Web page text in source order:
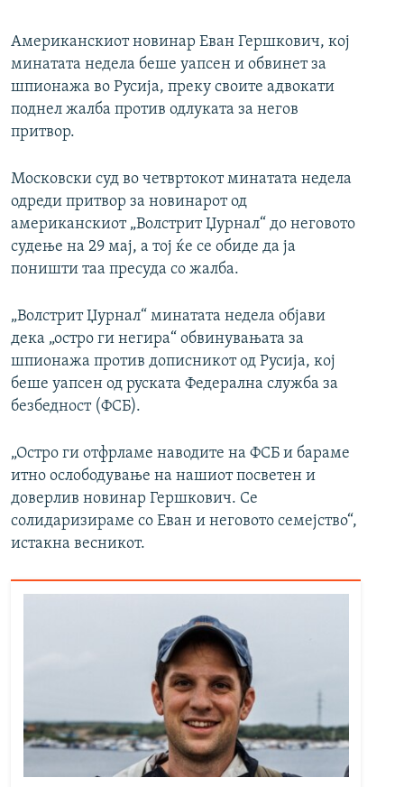
Американскиот новинар Еван Гершкович, кој
минатата недела беше уапсен и обвинет за
шпионажа во Русија, преку своите адвокати
поднел жалба против одлуката за негов
притвор.
Московски суд во четвртокот минатата недела
одреди притвор за новинарот од
американскиот „Волстрит Џурнал“ до неговото
судење на 29 мај, а тој ќе се обиде да ја
поништи таа пресуда со жалба.
„Волстрит Џурнал“ минатата недела објави
дека „остро ги негира“ обвинувањата за
шпионажа против дописникот од Русија, кој
беше уапсен од руската Федерална служба за
безбедност (ФСБ).
„Остро ги отфрламе наводите на ФСБ и бараме
итно ослободување на нашиот посветен и
доверлив новинар Гершкович. Се
солидаризираме со Еван и неговото семејство“,
истакна весникот.